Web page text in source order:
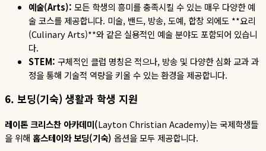
예술(Arts): 모든 학생의 흥미를 충족시킬 수 있는 매우 다양한 예
술 코스를 제공합니다. 미술, 밴드, 방송, 도예, 합창 외에도 **요리
(Culinary Arts)**와 같은 실용적인 예술 분야도 포함되어 있습니
다.
STEM: 구체적인 클럽 명칭은 적으나, 방송 및 다양한 심화 교과 과
정을 통해 기술적 역량을 키울 수 있는 환경을 제공합니다.
6. 보딩(기숙) 생활과 학생 지원
레이톤크리스찬 아카데미(Layton Christian Academy)는 국제학생들
을 위해 홈스테이와보딩(기숙) 옵션을 모두 제공합니다.